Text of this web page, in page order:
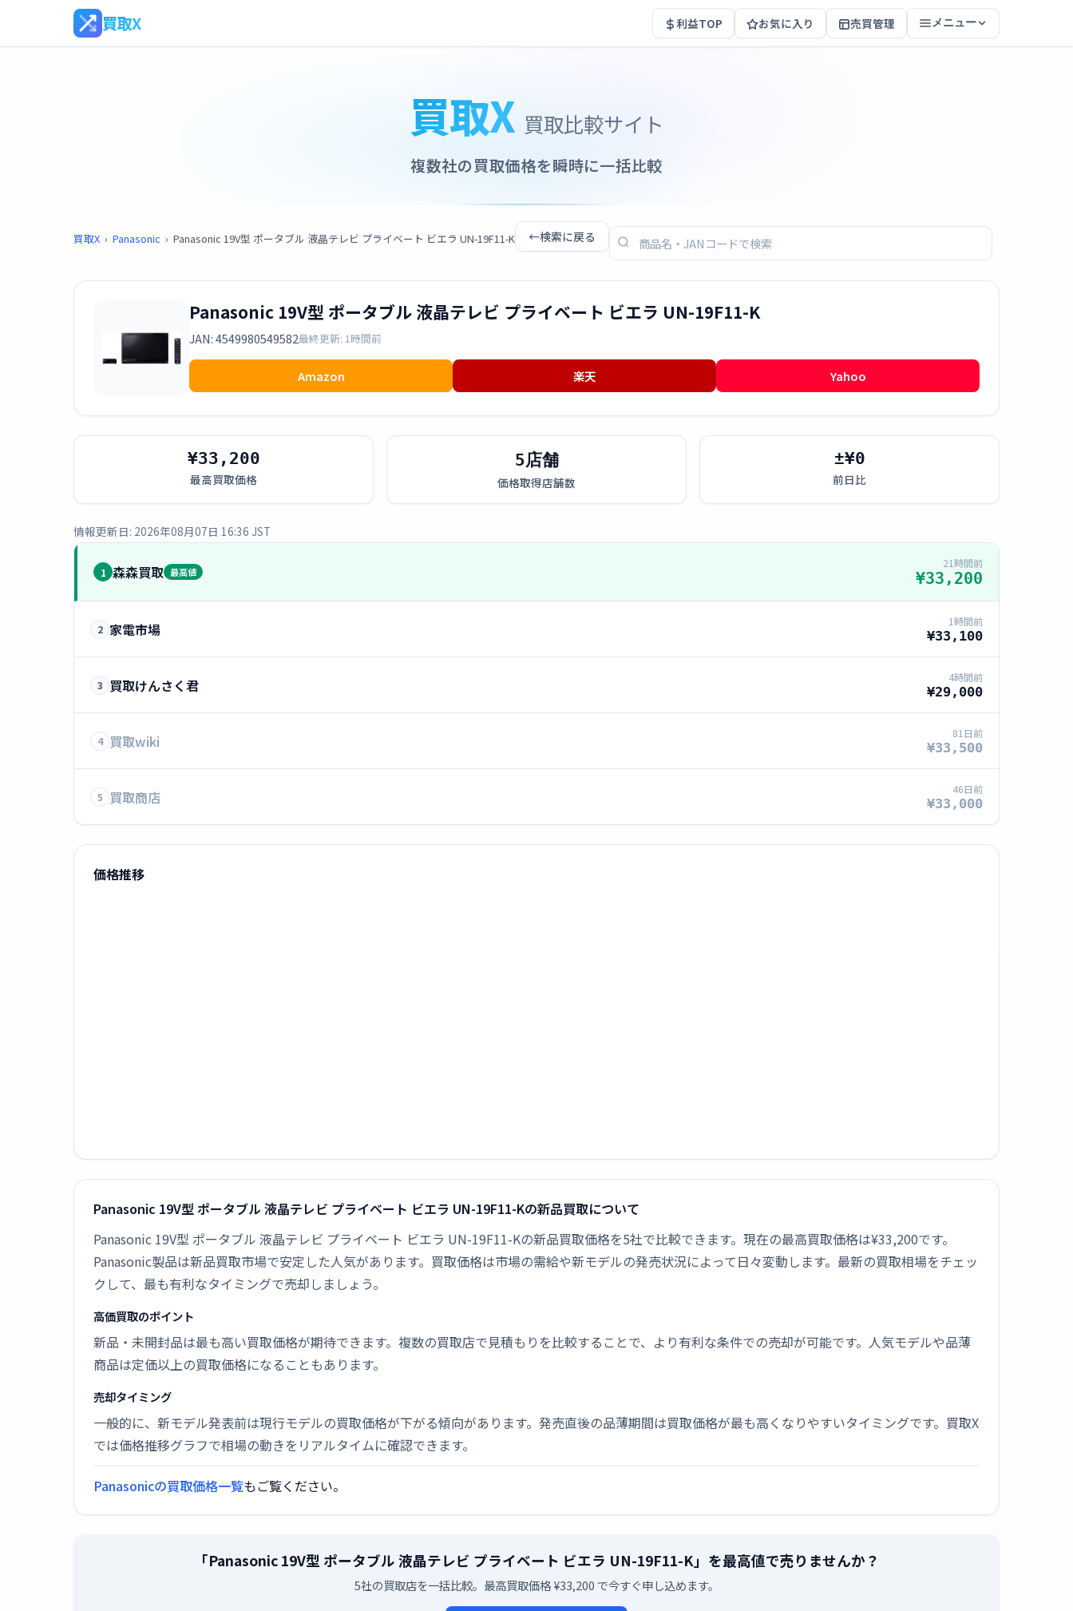
買取X 利益TOP お気に入り 売買管理 メニュー
買取X 買取比較サイト
複数社の買取価格を瞬時に一括比較
買取X › Panasonic › Panasonic 19V型 ポータブル 液晶テレビ プライベート ビエラ UN-19F11-K ←検索に戻る
Panasonic 19V型 ポータブル 液晶テレビ プライベート ビエラ UN-19F11-K
JAN: 4549980549582最終更新: 1時間前
Amazon 楽天 Yahoo
¥33,200
最高買取価格
5店舗
価格取得店舗数
±¥0
前日比
情報更新日: 2026年08月07日 16:36 JST
1 森森買取 最高値
21時間前
¥33,200
2 家電市場 1時間前
¥33,100
3 買取けんさく君 4時間前
¥29,000
4 買取wiki 81日前
¥33,500
5 買取商店 46日前
¥33,000
価格推移
Panasonic 19V型 ポータブル 液晶テレビ プライベート ビエラ UN-19F11-Kの新品買取について
Panasonic 19V型 ポータブル 液晶テレビ プライベート ビエラ UN-19F11-Kの新品買取価格を5社で比較できます。現在の最高買取価格は¥33,200です。
Panasonic製品は新品買取市場で安定した人気があります。買取価格は市場の需給や新モデルの発売状況によって日々変動します。最新の買取相場をチェッ
クして、最も有利なタイミングで売却しましょう。
高価買取のポイント
新品・未開封品は最も高い買取価格が期待できます。複数の買取店で見積もりを比較することで、より有利な条件での売却が可能です。人気モデルや品薄
商品は定価以上の買取価格になることもあります。
売却タイミング
一般的に、新モデル発表前は現行モデルの買取価格が下がる傾向があります。発売直後の品薄期間は買取価格が最も高くなりやすいタイミングです。買取X
では価格推移グラフで相場の動きをリアルタイムに確認できます。
Panasonicの買取価格一覧もご覧ください。
「Panasonic 19V型 ポータブル 液晶テレビ プライベート ビエラ UN-19F11-K」を最高値で売りませんか？
5社の買取店を一括比較。最高買取価格 ¥33,200 で今すぐ申し込めます。